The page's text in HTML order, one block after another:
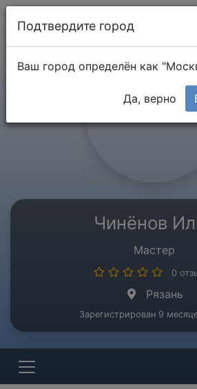
Чинёнов
Мастер
0
Рязань
Зарегистрирован 9
Подтвердите город
Ваш город определён как
Да, верно